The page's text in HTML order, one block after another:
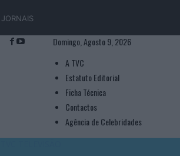
JORNAIS
Domingo, Agosto 9, 2026
A TVC
Estatuto Editorial
Ficha Técnica
Contactos
Agência de Celebridades